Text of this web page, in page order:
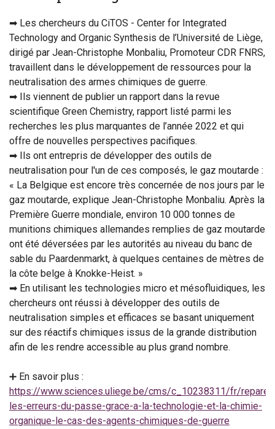
➡ Les chercheurs du CiTOS - Center for Integrated
Technology and Organic Synthesis de l’Université de Liège,
dirigé par Jean-Christophe Monbaliu, Promoteur CDR FNRS,
travaillent dans le développement de ressources pour la
neutralisation des armes chimiques de guerre.
➡ Ils viennent de publier un rapport dans la revue
scientifique Green Chemistry, rapport listé parmi les
recherches les plus marquantes de l’année 2022 et qui
offre de nouvelles perspectives pacifiques.
➡ Ils ont entrepris de développer des outils de
neutralisation pour l'un de ces composés, le gaz moutarde :
« La Belgique est encore très concernée de nos jours par le
gaz moutarde, explique Jean-Christophe Monbaliu. Après la
Première Guerre mondiale, environ 10 000 tonnes de
munitions chimiques allemandes remplies de gaz moutarde
ont été déversées par les autorités au niveau du banc de
sable du Paardenmarkt, à quelques centaines de mètres de
la côte belge à Knokke-Heist. »
➡ En utilisant les technologies micro et mésofluidiques, les
chercheurs ont réussi à développer des outils de
neutralisation simples et efficaces se basant uniquement
sur des réactifs chimiques issus de la grande distribution
afin de les rendre accessible au plus grand nombre.
➕ En savoir plus :
https://www.sciences.uliege.be/cms/c_10238311/fr/reparer-
les-erreurs-du-passe-grace-a-la-technologie-et-la-chimie-
organique-le-cas-des-agents-chimiques-de-guerre